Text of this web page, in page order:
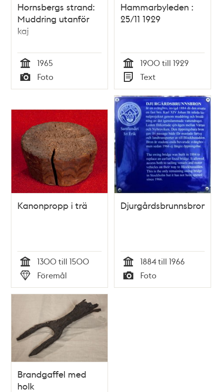
Hornsbergs strand:
Muddring utanför
kaj
Tid
1965
Typ
Foto
Hammarbyleden :
25/11 1929
Tid
1900 till 1929
Typ
Text
Kanonpropp i trä
Tid
1300 till 1500
Typ
Föremål
Djurgårdsbrunnsbron
Tid
1884 till 1966
Typ
Foto
Brandgaffel med
holk